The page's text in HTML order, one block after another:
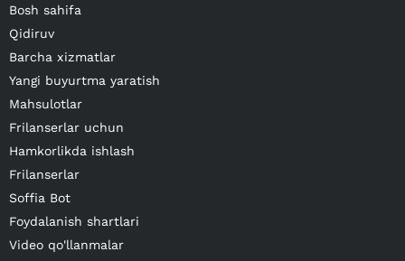
Bosh sahifa
Qidiruv
Barcha xizmatlar
Yangi buyurtma yaratish
Mahsulotlar
Frilanserlar uchun
Hamkorlikda ishlash
Frilanserlar
Soffia Bot
Foydalanish shartlari
Video qo'llanmalar